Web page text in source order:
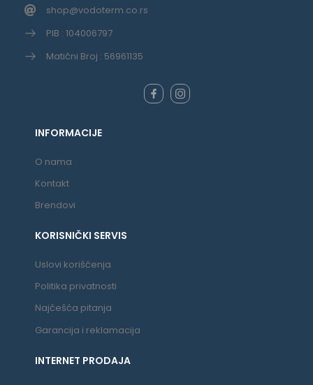
shop@vodoterm.co.rs
PIB : 104006797
Matični Broj : 56961135
INFORMACIJE
O nama
Kontakt
Brendovi
KORISNIČKI SERVIS
Uslovi korišćenja
Politika privatnosti
Najčešća pitanja
Garancija i reklamacija
INTERNET PRODAJA